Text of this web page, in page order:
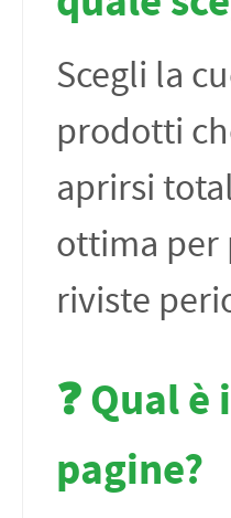
Scegli la
prodotti
aprirsi
ottima per
riviste
❓ Qual
pagine?